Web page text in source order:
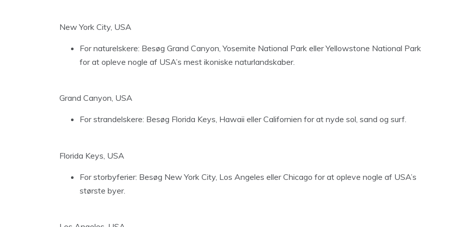
New York City, USA
For naturelskere: Besøg Grand Canyon, Yosemite National Park eller Yellowstone National Park
for at opleve nogle af USA’s mest ikoniske naturlandskaber.
Grand Canyon, USA
For strandelskere: Besøg Florida Keys, Hawaii eller Californien for at nyde sol, sand og surf.
Florida Keys, USA
For storbyferier: Besøg New York City, Los Angeles eller Chicago for at opleve nogle af USA’s
største byer.